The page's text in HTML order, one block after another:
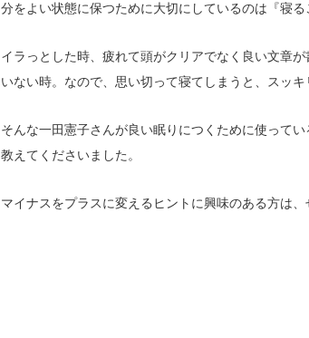
分をよい状態に保つために大切にしているのは『寝る
イラっとした時、疲れて頭がクリアでなく良い文章
いない時。なので、思い切って寝てしまうと、スッキ
そんな一田憲子さんが良い眠りにつくために使って
教えてくださいました。
マイナスをプラスに変えるヒントに興味のある方は